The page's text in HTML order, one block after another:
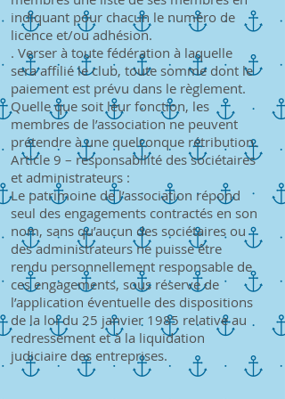
indiquant pour chacun le numéro de
licence et/ou adhésion.
. Verser à toute fédération à laquelle
sera affilié le club, toute somme dont le
paiement est prévu dans le règlement.
Quelle que soit leur fonction, les
membres de l’association ne peuvent
prétendre à une quelconque rétribution.
Article 9 – responsabilité des sociétaires
et administrateurs :
Le patrimoine de l’association répond
seul des engagements contractés en son
nom, sans qu’aucun des sociétaires ou
des administrateurs ne puisse être
rendu personnellement responsable de
ces engagements, sous réserve de
l’application éventuelle des dispositions
de la loi du 25 janvier 1985 relative au
redressement et à la liquidation
judiciaire des entreprises.